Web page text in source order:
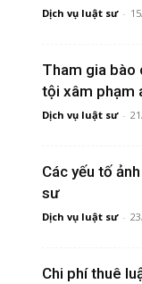
Dịch vụ luật sư -
Tham gia bào
tội xâm phạm
Dịch vụ luật sư -
Các yếu tố
sư
Dịch vụ luật sư -
Chi phí thuê